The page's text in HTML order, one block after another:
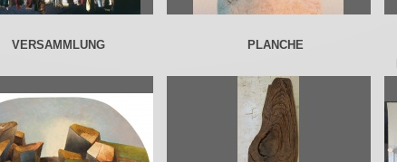
VERSAMMLUNG PLANCHE